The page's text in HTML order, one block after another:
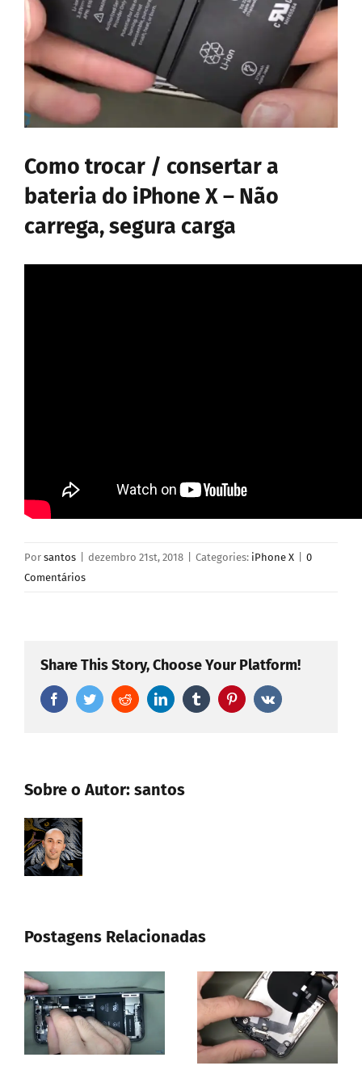
Como trocar / consertar a
bateria do iPhone X – Não
carrega, segura carga
Por santos dezembro 21st, 2018 Categories: iPhone X
0
Comentários
Share This Story, Choose Your Platform!
FacebookTwitterRedditLinkedInTumblr Pinterest
Vk
Sobre o Autor: santos
Postagens Relacionadas